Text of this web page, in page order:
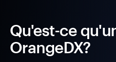
Qu'est-ce
OrangeDX?